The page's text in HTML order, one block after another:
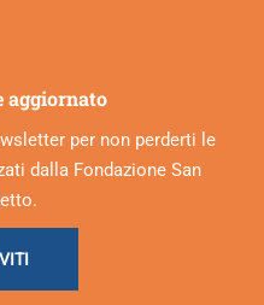
aggiornato
per non perderti le
dalla Fondazione San